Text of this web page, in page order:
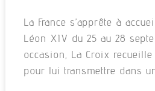
La France s’apprête à
Léon XIV du 25 au 28
occasion, La Croix
pour lui transmettre dans